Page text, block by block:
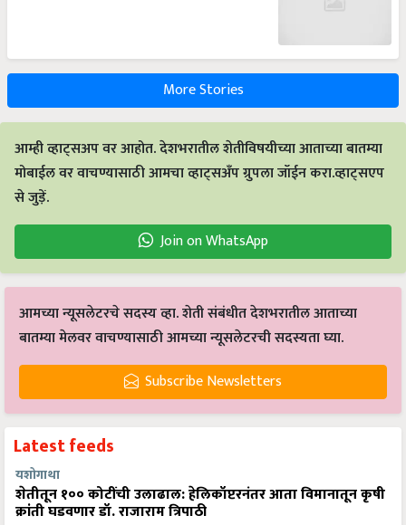
More Stories
आम्ही व्हाट्सअप वर आहोत. देशभरातील शेतीविषयीच्या आताच्या बातम्या
मोबाईल वर वाचण्यासाठी आमचा व्हाट्सअँप ग्रुपला जॉईन करा.व्हाट्सएप
से जुड़ें.
Join on WhatsApp
आमच्या न्यूसलेटरचे सदस्य व्हा. शेती संबंधीत देशभरातील आताच्या
बातम्या मेलवर वाचण्यासाठी आमच्या न्यूसलेटरची सदस्यता घ्या.
Subscribe Newsletters
Latest feeds
यशोगाथा
शेतीतून १०० कोटींची उलाढाल: हेलिकॉप्टरनंतर आता विमानातून कृषी
क्रांती घडवणार डॉ. राजाराम त्रिपाठी